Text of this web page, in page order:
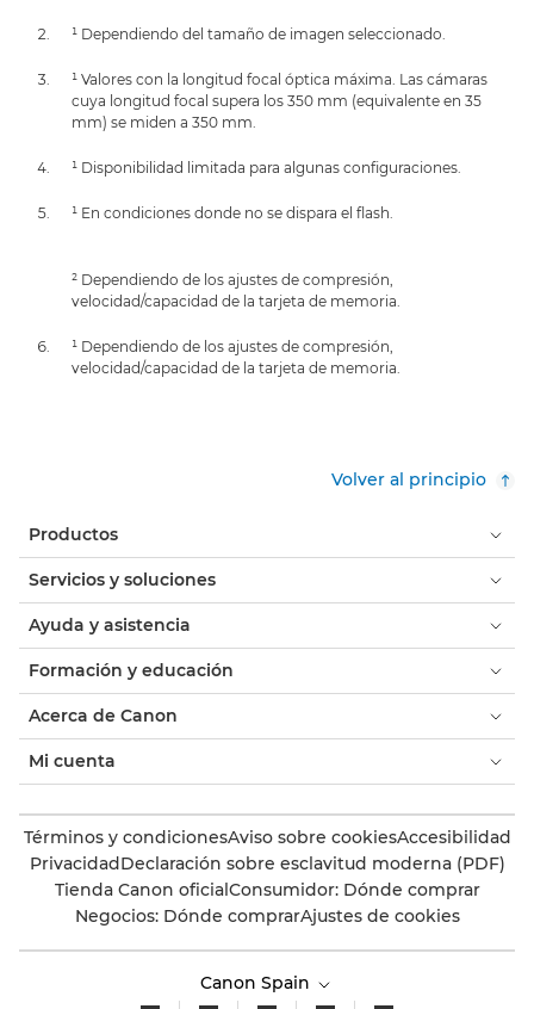
¹ Dependiendo del tamaño de imagen seleccionado.
¹ Valores con la longitud focal óptica máxima. Las cámaras
cuya longitud focal supera los 350 mm (equivalente en 35
mm) se miden a 350 mm.
¹ Disponibilidad limitada para algunas configuraciones.
¹ En condiciones donde no se dispara el flash.
² Dependiendo de los ajustes de compresión,
velocidad/capacidad de la tarjeta de memoria.
¹ Dependiendo de los ajustes de compresión,
velocidad/capacidad de la tarjeta de memoria.
Volver al principio
Productos
Servicios y soluciones
Ayuda y asistencia
Formación y educación
Acerca de Canon
Mi cuenta
Términos y condicionesAviso sobre cookiesAccesibilidad
PrivacidadDeclaración sobre esclavitud moderna (PDF)
Tienda Canon oficialConsumidor: Dónde comprar
Negocios: Dónde comprarAjustes de cookies
Canon Spain